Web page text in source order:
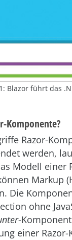
Blazor führt das
Komponente?
Razor-
werden,
Modell einer
Markup
Die
ohne
-
einer